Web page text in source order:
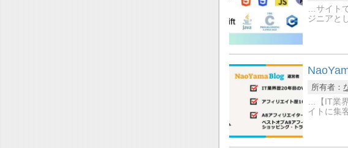
…サイト
ジニアと
所有者：
…【IT業
イトに集